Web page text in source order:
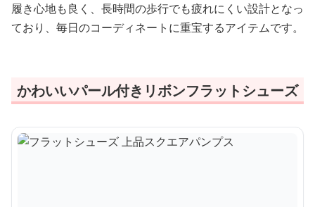
履き心地も良く、長時間の歩行でも疲れにくい設計となっ
ており、毎日のコーディネートに重宝するアイテムです。
かわいいパール付きリボンフラットシューズ